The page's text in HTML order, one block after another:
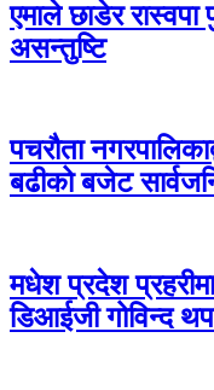
एमाले छाडेर
असन्तुष्टि
पचरौता
बढीको बजेट
मधेश प्रदेश
डिआईजी गोविन्द